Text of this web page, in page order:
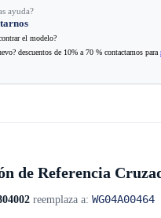
ayuda?
el modelo?
descuentos de 10% a 70 % contactamos para
de Referencia
reemplaza a: WG04A00464